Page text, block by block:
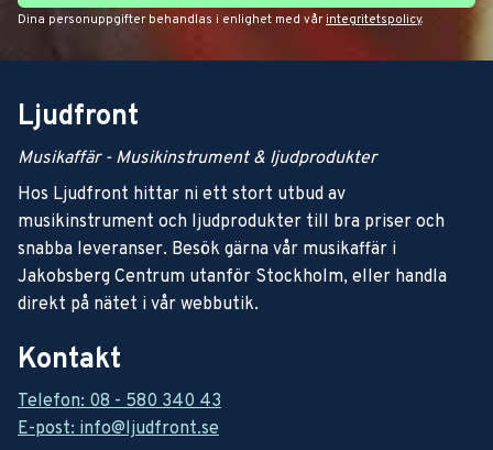
Dina personuppgifter behandlas i enlighet med vår integritetspolicy.
Ljudfront
Musikaffär - Musikinstrument & ljudprodukter
Hos Ljudfront hittar ni ett stort utbud av
musikinstrument och ljudprodukter till bra priser och
snabba leveranser. Besök gärna vår musikaffär i
Jakobsberg Centrum utanför Stockholm, eller handla
direkt på nätet i vår webbutik.
Kontakt
Telefon: 08 - 580 340 43
E-post: info@ljudfront.se